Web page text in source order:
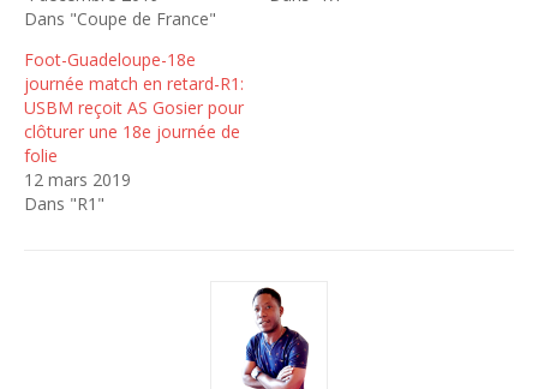
Dans "Coupe de France"
Foot-Guadeloupe-18e
journée match en retard-R1:
USBM reçoit AS Gosier pour
clôturer une 18e journée de
folie
12 mars 2019
Dans "R1"